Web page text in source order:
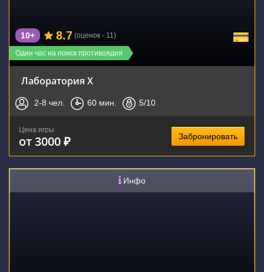
Один час на поиск противоядия
10+ 8.7 (оценок - 11)
Лаборатория Х
2-8 чел. 60 мин. 5/10
Цена игры
от 3000 ₽ Забронировать
Инфо